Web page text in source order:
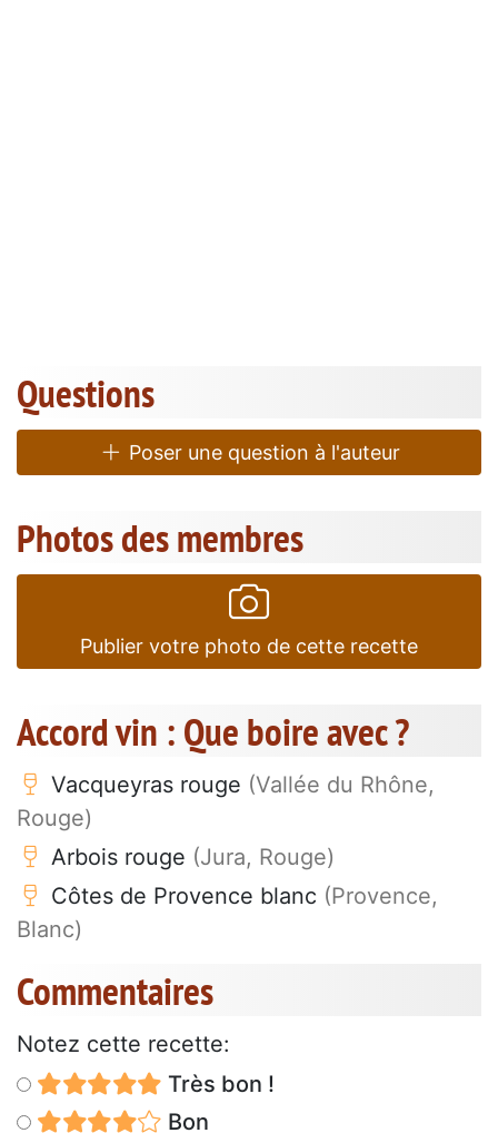
Questions
Poser une question à l'auteur
Photos des membres
Publier votre photo de cette recette
Accord vin : Que boire avec ?
Vacqueyras rouge (Vallée du Rhône,
Rouge)
Arbois rouge (Jura, Rouge)
Côtes de Provence blanc (Provence,
Blanc)
Commentaires
Notez cette recette:
Très bon !
Bon